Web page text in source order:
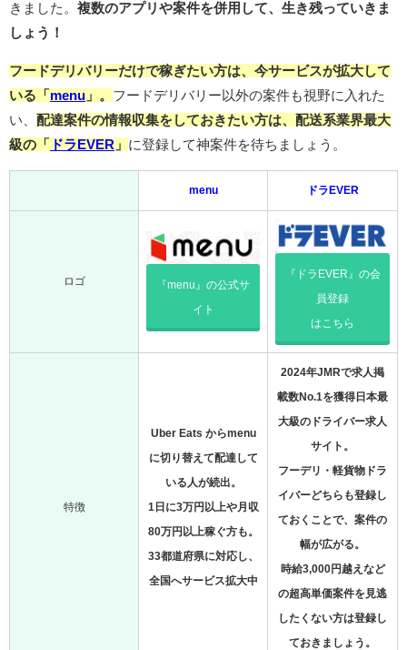
きました。 複数のアプリや案件を併用して、生き残っていきま
しょう！
フードデリバリーだけで稼ぎたい方は、今サービスが拡大して
いる「 menu 」。 フードデリバリー以外の案件も視野に入れた
い、 配達案件の情報収集をしておきたい方は、配送系業界最大
級の「
ドラEVER 」 に登録して神案件を待ちましょう。
menu ドラEVER
ロゴ 『menu』の公式サ
イト
『ドラEVER』の会
員登録
はこちら
特徴
Uber Eats からmenu
に切り替えて配達して
いる人が続出。
1日に3万円以上や月収
80万円以上稼ぐ方も。
33都道府県に対応し、
全国へサービス拡大中
2024年JMRで求人掲
載数No.1を獲得日本最
大級のドライバー求人
サイト。
フーデリ・軽貨物ドラ
イバーどちらも登録し
ておくことで、案件の
幅が広がる。
時給3,000円越えなど
の超高単価案件を見逃
したくない方は登録し
ておきましょう。